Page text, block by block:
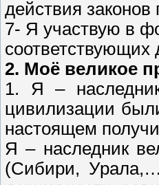
действия законов
7- Я участвую в
соответствующих
2. Моё великое
1. Я –
цивилизации
настоящем
Я – наследник
(Сибири,